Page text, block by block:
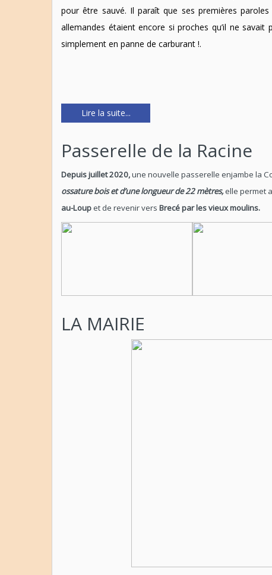
pour être sauvé. Il paraît que ses premières
allemandes étaient encore si proches qu’il ne
simplement en panne de carburant !.
Lire la suite...
Passerelle de la Racine
Depuis juillet 2020,une nouvelle passerelle enjambe la
ossature bois et d’une longueur de 22 mètres,elle permet
au-Loupet de revenir vers Brecé par les vieux moulins.
LA MAIRIE